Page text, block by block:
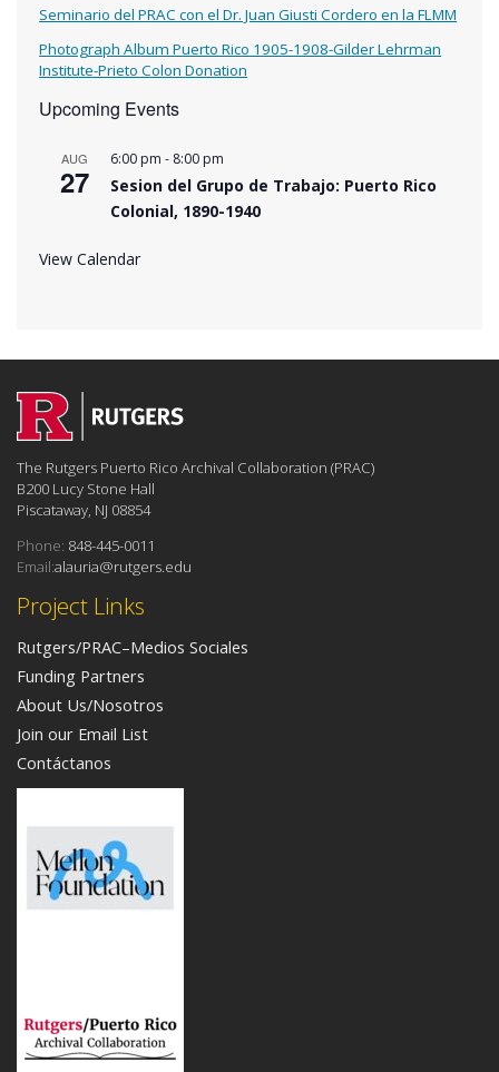
Seminario del PRAC con el Dr. Juan Giusti Cordero en la FLMM
Photograph Album Puerto Rico 1905-1908-Gilder Lehrman
Institute-Prieto Colon Donation
Upcoming Events
AUG
27
6:00 pm - 8:00 pm
Sesion del Grupo de Trabajo: Puerto Rico
Colonial, 1890-1940
View Calendar
Project Links
Rutgers/PRAC–Medios Sociales
Funding Partners
About Us/Nosotros
Join our Email List
Contáctanos
The Rutgers Puerto Rico Archival Collaboration (PRAC)
B200 Lucy Stone Hall
Piscataway, NJ 08854
Phone: 848-445-0011
Email:alauria@rutgers.edu